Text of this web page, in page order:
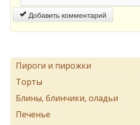
Добавить комментарий
Пироги и пирожки
Торты
Блины, блинчики, оладьи
Печенье